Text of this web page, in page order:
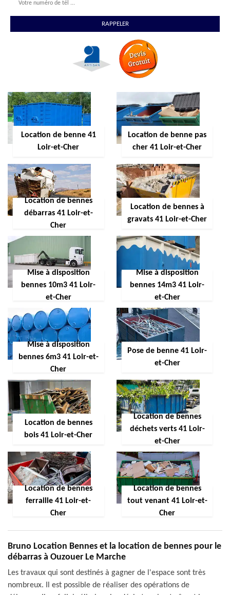
Location de benne 41
Loir-et-Cher
Location de benne pas
cher 41 Loir-et-Cher
Location de bennes
débarras 41 Loir-et-
Cher
Location de bennes à
gravats 41 Loir-et-Cher
Mise à disposition
bennes 10m3 41 Loir-
et-Cher
Mise à disposition
bennes 14m3 41 Loir-
et-Cher
Mise à disposition
bennes 6m3 41 Loir-et-
Cher
Pose de benne 41 Loir-
et-Cher
Location de bennes
bois 41 Loir-et-Cher
Location de bennes
déchets verts 41 Loir-
et-Cher
Location de bennes
ferraille 41 Loir-et-
Cher
Location de bennes
tout venant 41 Loir-et-
Cher
Bruno Location Bennes et la location de bennes pour le
débarras à Ouzouer Le Marche
Les travaux qui sont destinés à gagner de l'espace sont très
nombreux. Il est possible de réaliser des opérations de